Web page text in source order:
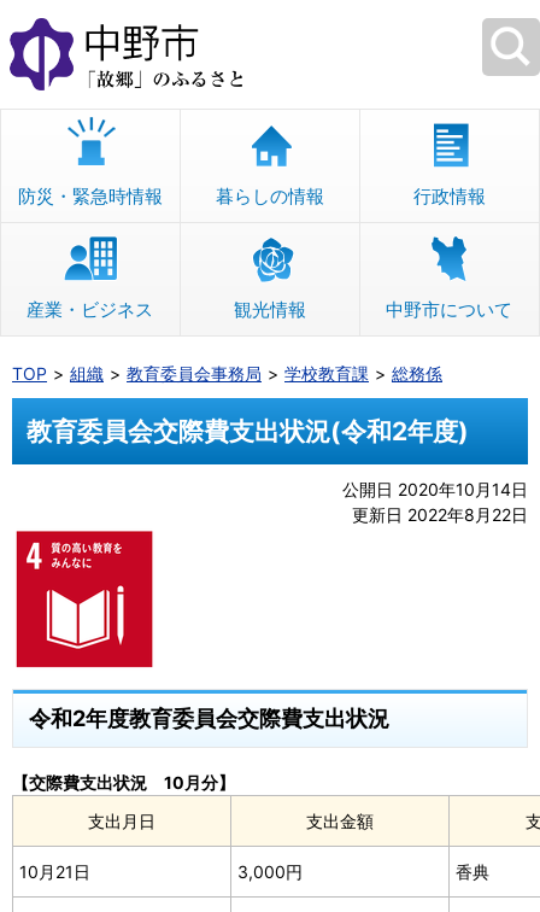
本
文
へ
移
防災・緊急時情報 暮らしの情報 行政情報
産業・ビジネス 観光情報 中野市について
TOP 組織 教育委員会事務局 学校教育課 総務係
教育委員会交際費支出状況(令和2年度)
公開日 2020年10月14日
更新日 2022年8月22日
令和2年度教育委員会交際費支出状況
【交際費支出状況 10月分】
支出月日
支出金額
10月21日 3,000円 香典